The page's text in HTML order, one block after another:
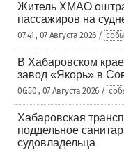
Житель ХМАО
пассажиров на
07:41 , 07 Августа 2026 /
В Хабаровском
завод «Якорь» в
06:50 , 07 Августа 2026 /
Хабаровская
поддельное
судовладельца